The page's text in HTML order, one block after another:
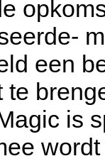
een
te
is